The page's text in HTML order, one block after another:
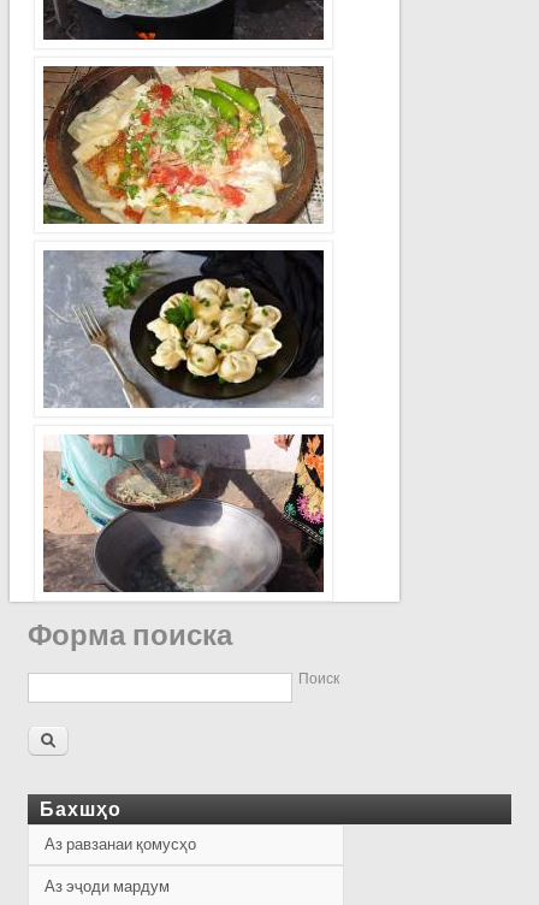
Форма поиска
Поиск
Бахшҳо
Аз равзанаи қомусҳо
Аз эҷоди мардум